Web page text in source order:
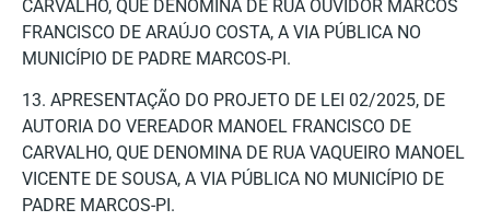
CARVALHO, QUE DENOMINA DE RUA OUVIDOR MARCOS
FRANCISCO DE ARAÚJO COSTA, A VIA PÚBLICA NO
MUNICÍPIO DE PADRE MARCOS-PI.
13. APRESENTAÇÃO DO PROJETO DE LEI 02/2025, DE
AUTORIA DO VEREADOR MANOEL FRANCISCO DE
CARVALHO, QUE DENOMINA DE RUA VAQUEIRO MANOEL
VICENTE DE SOUSA, A VIA PÚBLICA NO MUNICÍPIO DE
PADRE MARCOS-PI.